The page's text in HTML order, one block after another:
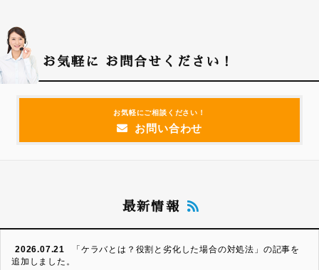
お気軽に お問合せください！
お気軽にご相談ください！
お問い合わせ
最新情報
2026.07.21
「ケラバとは？役割と劣化した場合の対処法」の記事を
追加しました。